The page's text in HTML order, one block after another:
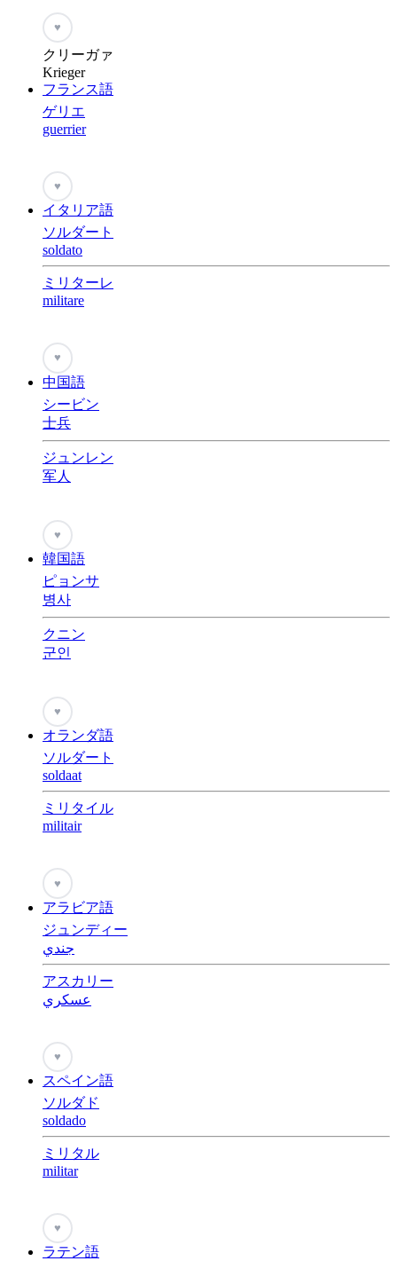
♥
クリーガァ
Krieger
フランス語
ゲリエ
guerrier
♥
イタリア語
ソルダート
soldato
ミリターレ
militare
♥
中国語
シービン
士兵
ジュンレン
军人
♥
韓国語
ピョンサ
병사
クニン
군인
♥
オランダ語
ソルダート
soldaat
ミリタイル
militair
♥
アラビア語
ジュンディー
جندي
アスカリー
عسكري
♥
スペイン語
ソルダド
soldado
ミリタル
militar
♥
ラテン語